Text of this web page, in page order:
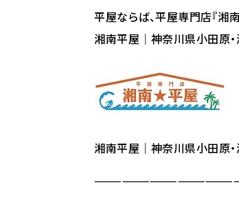
平屋ならば、平屋専門店『湘
湘南平屋｜神奈川県小田原
湘南平屋｜神奈川県小田原